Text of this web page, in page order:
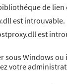
de
est
est
Windows
votre